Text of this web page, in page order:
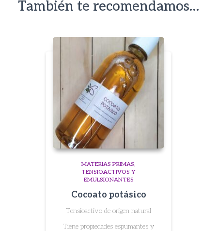
También te recomendamos…
MATERIAS PRIMAS
TENSIOACTIVOS Y
EMULSIONANTES
Cocoato potásico
Tensioactivo de origen natural
Tiene propiedades espumantes y